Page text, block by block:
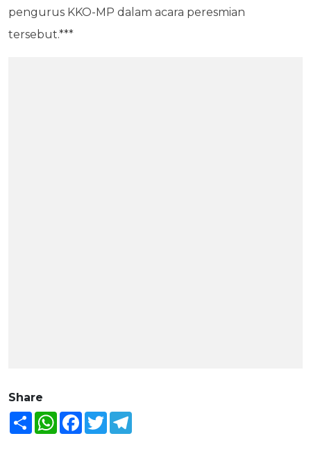
pengurus KKO-MP dalam acara peresmian
tersebut.***
Share
Share WhatsAppFacebook
Twitter